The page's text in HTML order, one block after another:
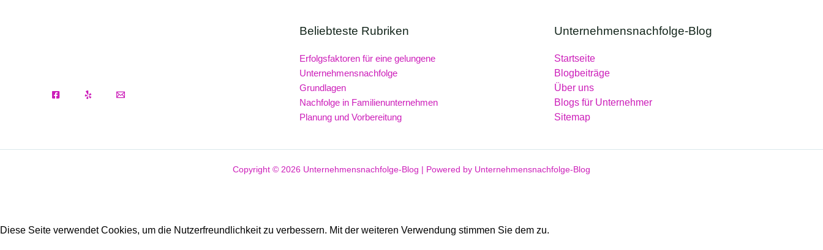
Beliebteste Rubriken
Erfolgsfaktoren für eine gelungene
Unternehmensnachfolge
Grundlagen
Nachfolge in Familienunternehmen
Planung und Vorbereitung
Unternehmensnachfolge-Blog
Startseite
Blogbeiträge
Über uns
Blogs für Unternehmer
Sitemap
Copyright © 2026 Unternehmensnachfolge-Blog | Powered by Unternehmensnachfolge-Blog
Diese Seite verwendet Cookies, um die Nutzerfreundlichkeit zu verbessern. Mit der weiteren Verwendung stimmen Sie dem zu.